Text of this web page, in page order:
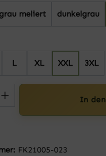
grau meliert dunkelgrau
L XL XXL 3XL
Anzahl: Gib den
In
FK21005-023